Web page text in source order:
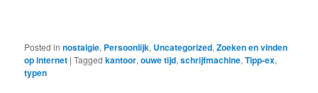
Posted in nostalgie, Persoonlijk, Uncategorized,Zoeken en vinden
op internet |Tagged kantoor,ouwe tijd,schrijfmachine,Tipp-ex,
typen